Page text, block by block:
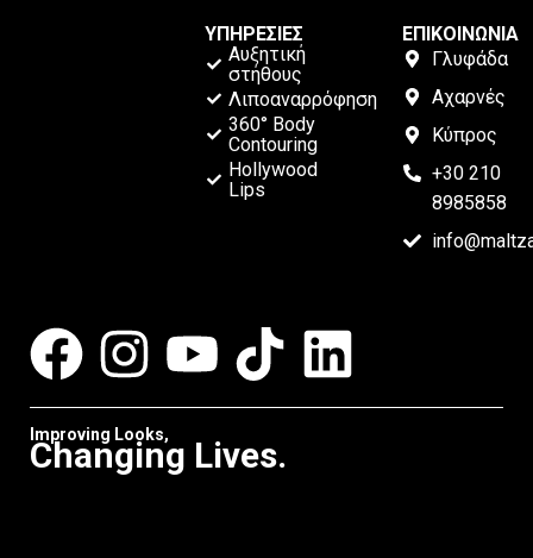
ΥΠΗΡΕΣΙΕΣ
Αυξητική
στήθους
Λιποαναρρόφηση
360° Body
Contouring
Hollywood
Lips
ΕΠΙΚΟΙΝΩΝΙΑ
Γλυφάδα
Αχαρνές
Κύπρος
+30 210
8985858
Improving Looks,
Changing Lives.